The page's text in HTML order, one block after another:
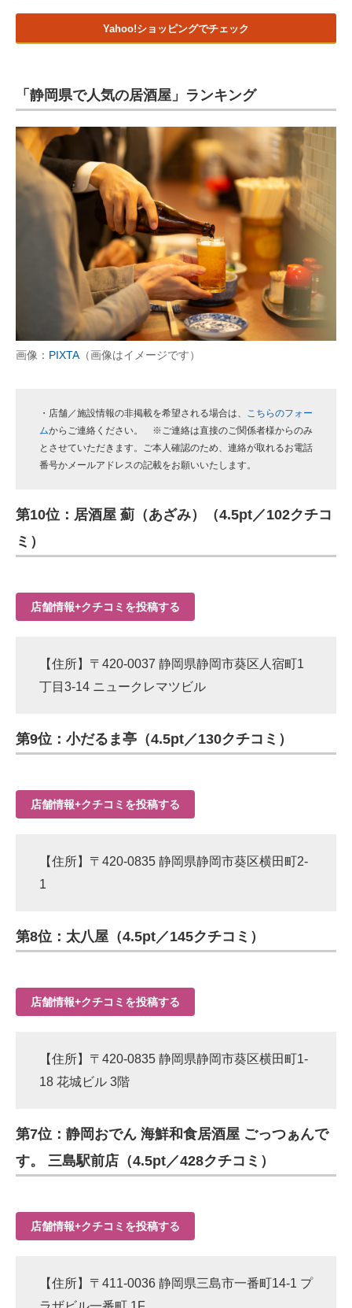
Yahoo!ショッピングでチェック
「静岡県で人気の居酒屋」ランキング
画像： PIXTA（画像はイメージです）
・店舗／施設情報の非掲載を希望される場合は、 こちらのフォー
ムからご連絡ください。 ※ご連絡は直接のご関係者様からのみ
とさせていただきます。ご本人確認のため、連絡が取れるお電話
番号かメールアドレスの記載をお願いいたします。
第10位：居酒屋 薊（あざみ）（4.5pt／102クチコ
ミ）
店舗情報+クチコミを投稿する
【住所】〒420-0037 静岡県静岡市葵区人宿町1
丁目3-14 ニュークレマツビル
第9位：小だるま亭（4.5pt／130クチコミ）
店舗情報+クチコミを投稿する
【住所】〒420-0835 静岡県静岡市葵区横田町2-
1
第8位：太八屋（4.5pt／145クチコミ）
店舗情報+クチコミを投稿する
【住所】〒420-0835 静岡県静岡市葵区横田町1-
18 花城ビル 3階
第7位：静岡おでん 海鮮和食居酒屋 ごっつぁんで
す。 三島駅前店（4.5pt／428クチコミ）
店舗情報+クチコミを投稿する
【住所】〒411-0036 静岡県三島市一番町14-1 プ